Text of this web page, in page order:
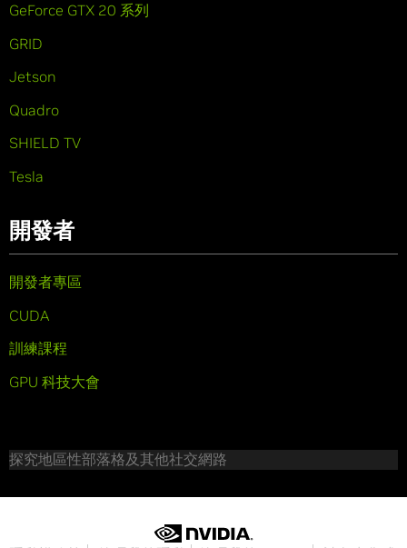
GeForce GTX 20 系列
GRID
Jetson
Quadro
SHIELD TV
Tesla
開發者
開發者專區
CUDA
訓練課程
GPU 科技大會
探究地區性部落格及其他社交網路